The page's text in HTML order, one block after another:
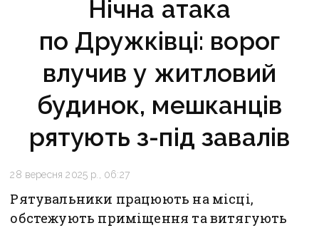
Нічна атака
по Дружківці: ворог
влучив у житловий
будинок, мешканців
рятують з-під завалів
28 вересня 2025 р., 06:27
Рятувальники працюють на місці,
обстежують приміщення та витягують